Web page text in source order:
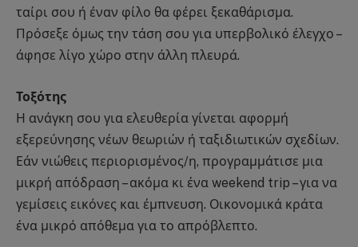
ταίρι σου ή έναν φίλο θα φέρει ξεκαθάρισμα.
Πρόσεξε όμως την τάση σου για υπερβολικό έλεγχο –
άφησε λίγο χώρο στην άλλη πλευρά.
Τοξότης
Η ανάγκη σου για ελευθερία γίνεται αφορμή
εξερεύνησης νέων θεωριών ή ταξιδιωτικών σχεδίων.
Εάν νιώθεις περιορισμένος/η, προγραμμάτισε μια
μικρή απόδραση – ακόμα κι ένα weekend trip – για να
γεμίσεις εικόνες και έμπνευση. Οικονομικά κράτα
ένα μικρό απόθεμα για το απρόβλεπτο.